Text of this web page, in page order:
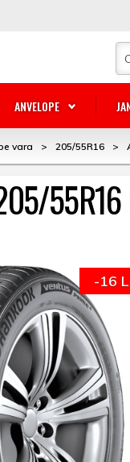
ANVELOPE
vara > 205/55R16 >
-16